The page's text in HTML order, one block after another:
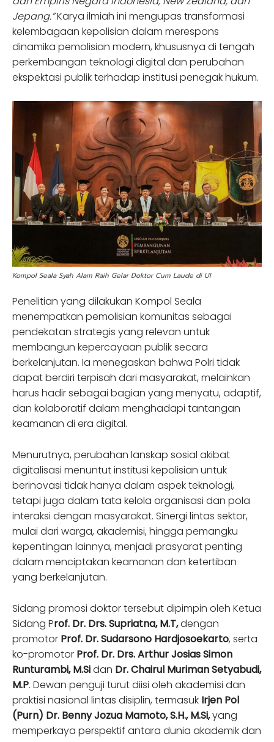
Jepang.”Karya ilmiah ini mengupas transformasi
kelembagaan kepolisian dalam merespons
dinamika pemolisian modern, khususnya di tengah
perkembangan teknologi digital dan perubahan
ekspektasi publik terhadap institusi penegak hukum.
Kompol Seala Syah Alam Raih Gelar Doktor Cum Laude di UI
Penelitian yang dilakukan Kompol Seala
menempatkan pemolisian komunitas sebagai
pendekatan strategis yang relevan untuk
membangun kepercayaan publik secara
berkelanjutan. Ia menegaskan bahwa Polri tidak
dapat berdiri terpisah dari masyarakat, melainkan
harus hadir sebagai bagian yang menyatu, adaptif,
dan kolaboratif dalam menghadapi tantangan
keamanan di era digital.
Menurutnya, perubahan lanskap sosial akibat
digitalisasi menuntut institusi kepolisian untuk
berinovasi tidak hanya dalam aspek teknologi,
tetapi juga dalam tata kelola organisasi dan pola
interaksi dengan masyarakat. Sinergi lintas sektor,
mulai dari warga, akademisi, hingga pemangku
kepentingan lainnya, menjadi prasyarat penting
dalam menciptakan keamanan dan ketertiban
yang berkelanjutan.
Sidang promosi doktor tersebut dipimpin oleh Ketua
Sidang Prof. Dr. Drs. Supriatna, M.T,dengan
promotor Prof. Dr. Sudarsono Hardjosoekarto, serta
ko-promotor Prof. Dr. Drs. Arthur Josias Simon
Runturambi, M.Sidan Dr. Chairul Muriman Setyabudi,
M.P. Dewan penguji turut diisi oleh akademisi dan
praktisi nasional lintas disiplin, termasuk Irjen Pol
(Purn) Dr. Benny Jozua Mamoto, S.H., M.Si,yang
memperkaya perspektif antara dunia akademik dan